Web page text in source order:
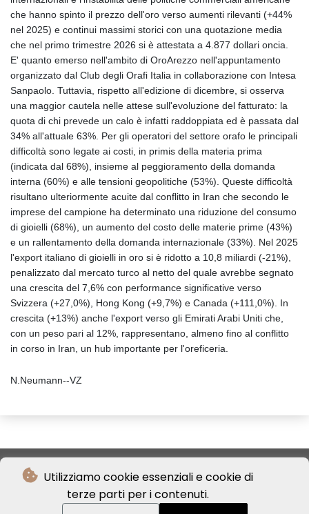
Utilizziamo cookie essenziali e cookie di
terze parti per i contenuti.
che hanno spinto il prezzo dell'oro verso aumenti rilevanti (+44%
nel 2025) e continui massimi storici con una quotazione media
che nel primo trimestre 2026 si è attestata a 4.877 dollari oncia.
E' quanto emerso nell'ambito di OroArezzo nell'appuntamento
organizzato dal Club degli Orafi Italia in collaborazione con Intesa
Sanpaolo. Tuttavia, rispetto all'edizione di dicembre, si osserva
una maggior cautela nelle attese sull'evoluzione del fatturato: la
quota di chi prevede un calo è infatti raddoppiata ed è passata dal
34% all'attuale 63%. Per gli operatori del settore orafo le principali
difficoltà sono legate ai costi, in primis della materia prima
(indicata dal 68%), insieme al peggioramento della domanda
interna (60%) e alle tensioni geopolitiche (53%). Queste difficoltà
risultano ulteriormente acuite dal conflitto in Iran che secondo le
imprese del campione ha determinato una riduzione del consumo
di gioielli (68%), un aumento del costo delle materie prime (43%)
e un rallentamento della domanda internazionale (33%). Nel 2025
l'export italiano di gioielli in oro si è ridotto a 10,8 miliardi (-21%),
penalizzato dal mercato turco al netto del quale avrebbe segnato
una crescita del 7,6% con performance significative verso
Svizzera (+27,0%), Hong Kong (+9,7%) e Canada (+111,0%). In
crescita (+13%) anche l'export verso gli Emirati Arabi Uniti che,
con un peso pari al 12%, rappresentano, almeno fino al conflitto
in corso in Iran, un hub importante per l'oreficeria.
N.Neumann--VZ